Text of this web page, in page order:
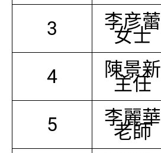
3 李彦蕾
女士
4 陳景新
主任
5 李麗華
老師